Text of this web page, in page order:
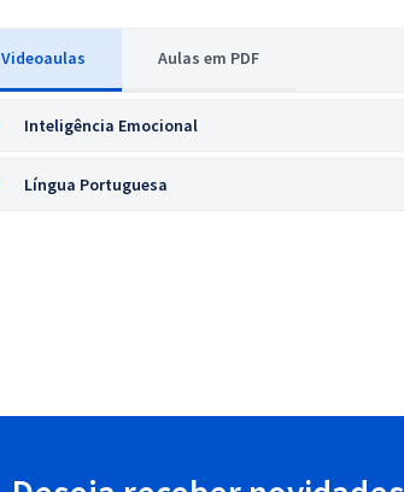
Videoaulas Aulas em PDF
Inteligência Emocional
Língua Portuguesa